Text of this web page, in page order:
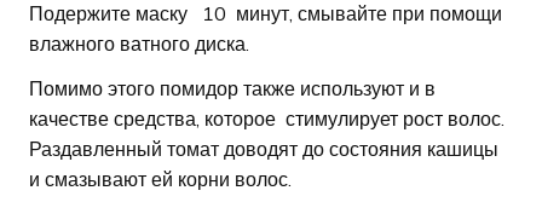
Подержите маску 10 минут, смывайте при помощи
влажного ватного диска.
Помимо этого помидор также используют и в
качестве средства, которое стимулирует рост волос.
Раздавленный томат доводят до состояния кашицы
и смазывают ей корни волос.